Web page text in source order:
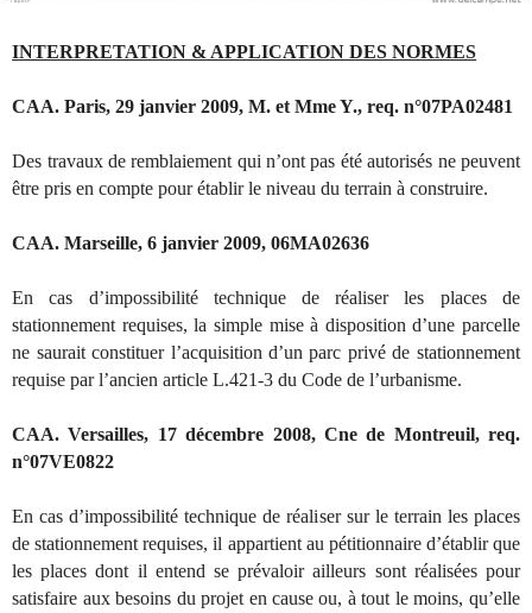
INTERPRETATION & APPLICATION DES NORMES
CAA. Paris, 29 janvier 2009, M. et Mme Y., req. n°07PA02481
Des travaux de remblaiement qui n’ont pas été autorisés ne peuvent
être pris en compte pour établir le niveau du terrain à construire.
CAA. Marseille, 6 janvier 2009, 06MA02636
En cas d’impossibilité technique de réaliser les places de
stationnement requises, la simple mise à disposition d’une parcelle
ne saurait constituer l’acquisition d’un parc privé de stationnement
requise par l’ancien article L.421-3 du Code de l’urbanisme.
CAA. Versailles, 17 décembre 2008, Cne de Montreuil, req.
n°07VE0822
En cas d’impossibilité technique de réaliser sur le terrain les places
de stationnement requises, il appartient au pétitionnaire d’établir que
les places dont il entend se prévaloir ailleurs sont réalisées pour
satisfaire aux besoins du projet en cause ou, à tout le moins, qu’elle